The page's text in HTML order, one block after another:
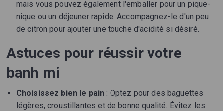
mais vous pouvez également l'emballer pour un pique-
nique ou un déjeuner rapide. Accompagnez-le d'un peu
de citron pour ajouter une touche d'acidité si désiré.
Astuces pour réussir votre
banh mi
Choisissez bien le pain : Optez pour des baguettes
légères, croustillantes et de bonne qualité. Évitez les